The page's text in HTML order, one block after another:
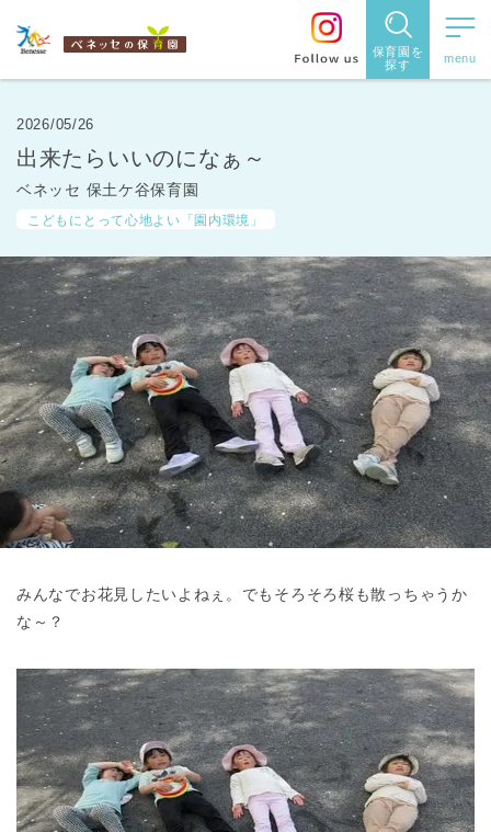
保育園を
探す
保育園を探す
住所・駅
名から探
す
都道府県
から探す
東京都
東京都 全域
2026/05/26
出来たらいいのになぁ～
ベネッセ 保土ケ谷保育園
こどもにとって心地よい「園内環境」
みんなでお花見したいよねぇ。でもそろそろ桜も散っちゃうか
な～？